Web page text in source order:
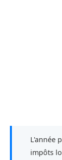
L'année
impôts